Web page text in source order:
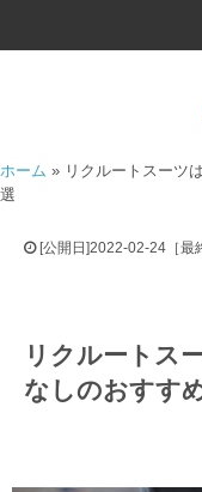
ホーム » リクルートスーツ
選
[公開日]2022-02-24［最
リクルートス
なしのおすす